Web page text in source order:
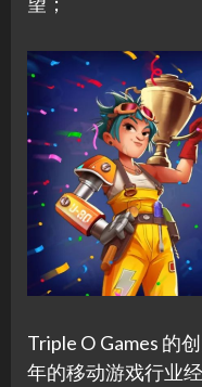
Triple O Games 的
年的移动游戏行业